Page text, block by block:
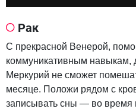
Рак
С прекрасной Венерой,
коммуникативным навыкам,
Меркурий не сможет
месяце. Положи рядом с
записывать сны — во время